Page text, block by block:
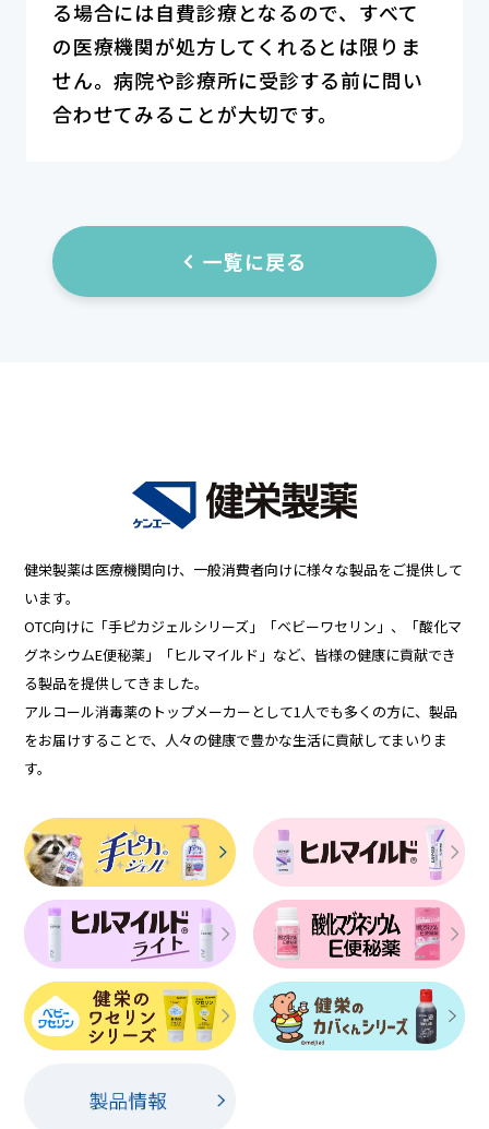
る場合には自費診療となるので、すべて
の医療機関が処方してくれるとは限りま
せん。病院や診療所に受診する前に問い
合わせてみることが大切です。
一覧に戻る
健栄製薬は医療機関向け、一般消費者向けに様々な製品をご提供して
います。
OTC向けに「手ピカジェルシリーズ」「ベビーワセリン」、「酸化マ
グネシウムE便秘薬」「ヒルマイルド」など、皆様の健康に貢献でき
る製品を提供してきました。
アルコール消毒薬のトップメーカーとして1人でも多くの方に、製品
をお届けすることで、人々の健康で豊かな生活に貢献してまいりま
す。